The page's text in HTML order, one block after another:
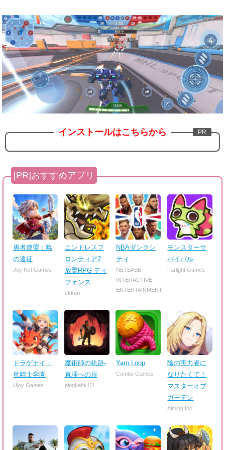
インストールはこちらから
勇者連盟：暁
の遠征
Joy Net Games
エンドレスフ
ロンティア2
放置RPG ディ
フェンス
ekkorr
NBAダンクシ
ティ
NETEASE
INTERACTIVE
ENTERTAINMENT
モンスターサ
バイバル
Farlight Games
ドラゲナイ：
竜騎士学園
Ujoy Games
魔術師の軌跡-
真理への扉
pingkehk111
Yarn Loop
Combo Games
陰の実力者に
なりたくて！
マスターオブ
ガーデン
Aiming Inc